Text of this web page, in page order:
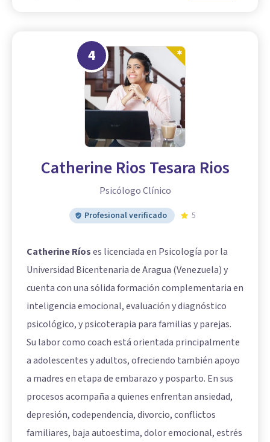
4
Catherine Rios Tesara Rios
Psicólogo Clínico
Profesional verificado 5
Catherine Ríoses licenciada en Psicología por la
Universidad Bicentenaria de Aragua (Venezuela) y
cuenta con una sólida formación complementaria en
inteligencia emocional, evaluación y diagnóstico
psicológico, y psicoterapia para familias y parejas.
Su labor como coach está orientada principalmente
a adolescentes y adultos, ofreciendo también apoyo
a madres en etapa de embarazo y posparto. En sus
procesos acompaña a quienes enfrentan ansiedad,
depresión, codependencia, divorcio, conflictos
familiares, baja autoestima, dolor emocional, estrés